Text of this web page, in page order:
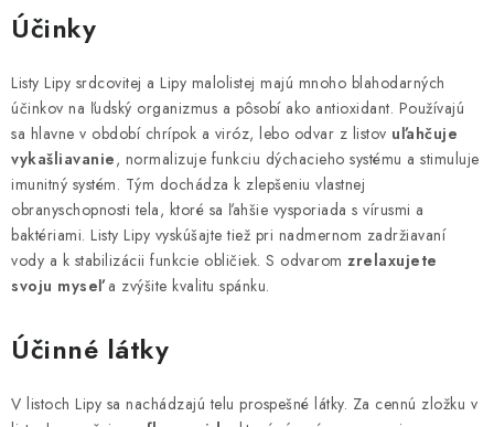
v
l
á
d
a
c
i
e
p
r
k
y
v
Účinky
Listy Lipy srdcovitej a Lipy malolistej majú mnoho blahodarných
účinkov na ľudský organizmus a pôsobí ako antioxidant. Používajú
sa hlavne v období chrípok a viróz, lebo odvar z listov uľahčuje
vykašliavanie, normalizuje funkciu dýchacieho systému a stimuluje
imunitný systém. Tým dochádza k zlepšeniu vlastnej
obranyschopnosti tela, ktoré sa ľahšie vysporiada s vírusmi a
baktériami. Listy Lipy vyskúšajte tiež pri nadmernom zadržiavaní
vody a k stabilizácii funkcie obličiek. S odvarom zrelaxujete
svoju myseľa zvýšite kvalitu spánku.
Účinné látky
V listoch Lipy sa nachádzajú telu prospešné látky. Za cennú zložku v